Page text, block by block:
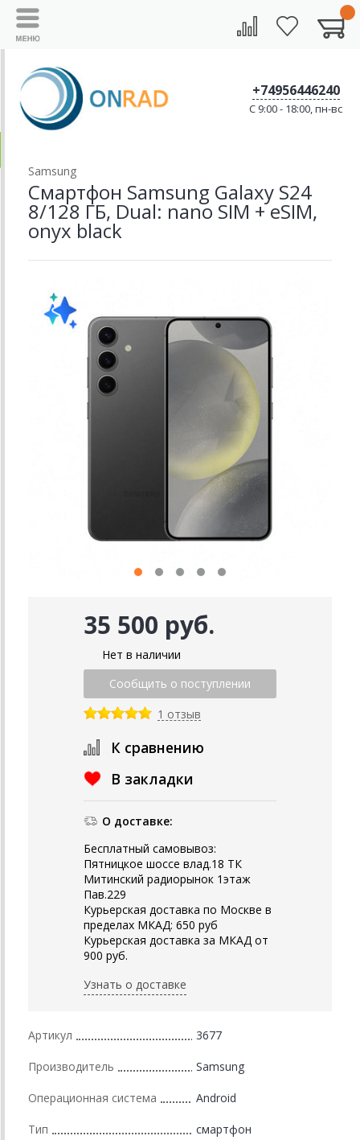
+74956446240
C 9:00 - 18:00, пн-вс
Samsung
Смартфон Samsung Galaxy S24
8/128 ГБ, Dual: nano SIM + eSIM,
onyx black
35 500 руб.
Нет в наличии
1 отзыв
К сравнению
В закладки
О доставке:
Бесплатный самовывоз:
Пятницкое шоссе влад.18 ТК
Митинский радиорынок 1этаж
Пав.229
Курьерская доставка по Москве в
пределах МКАД: 650 руб
Курьерская доставка за МКАД от
900 руб.
Узнать о доставке
Артикул 3677
Производитель Samsung
Операционная система Android
Тип смартфон